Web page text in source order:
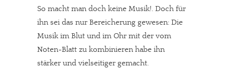
So macht man doch keine Musik!. Doch für
ihn sei das nur Bereicherung gewesen: Die
Musik im Blut und im Ohr mit der vom
Noten-Blatt zu kombinieren habe ihn
stärker und vielseitiger gemacht.